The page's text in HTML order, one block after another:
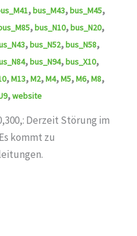
,bus_M43,bus_M45,
,bus_N10,bus_N20,
,bus_N52,bus_N58,
,bus_N94,bus_X10,
,M13,M2,M4,M5,M6,M8,
,website
Derzeit Störung im
kommt zu